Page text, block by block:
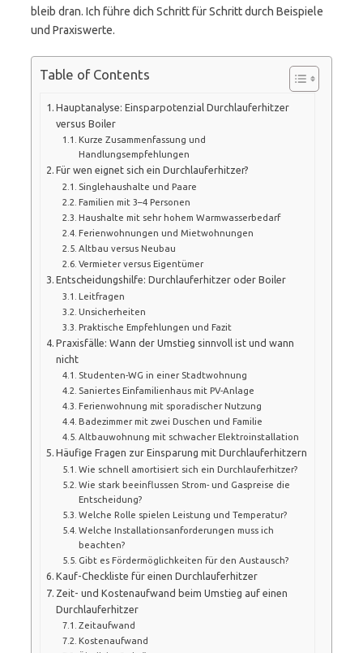
bleib dran. Ich führe dich Schritt für Schritt durch Beispiele
und Praxiswerte.
Table of Contents
Hauptanalyse: Einsparpotenzial Durchlauferhitzer
versus Boiler
Kurze Zusammenfassung und
Handlungsempfehlungen
Für wen eignet sich ein Durchlauferhitzer?
Singlehaushalte und Paare
Familien mit 3–4 Personen
Haushalte mit sehr hohem Warmwasserbedarf
Ferienwohnungen und Mietwohnungen
Altbau versus Neubau
Vermieter versus Eigentümer
Entscheidungshilfe: Durchlauferhitzer oder Boiler
Leitfragen
Unsicherheiten
Praktische Empfehlungen und Fazit
Praxisfälle: Wann der Umstieg sinnvoll ist und wann
nicht
Studenten-WG in einer Stadtwohnung
Saniertes Einfamilienhaus mit PV-Anlage
Ferienwohnung mit sporadischer Nutzung
Badezimmer mit zwei Duschen und Familie
Altbauwohnung mit schwacher Elektroinstallation
Häufige Fragen zur Einsparung mit Durchlauferhitzern
Wie schnell amortisiert sich ein Durchlauferhitzer?
Wie stark beeinflussen Strom- und Gaspreise die
Entscheidung?
Welche Rolle spielen Leistung und Temperatur?
Welche Installationsanforderungen muss ich
beachten?
Gibt es Fördermöglichkeiten für den Austausch?
Kauf-Checkliste für einen Durchlauferhitzer
Zeit- und Kostenaufwand beim Umstieg auf einen
Durchlauferhitzer
Zeitaufwand
Kostenaufwand